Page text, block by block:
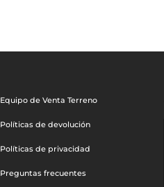
Equipo de Venta Terreno
Políticas de devolución
Políticas de privacidad
Preguntas frecuentes